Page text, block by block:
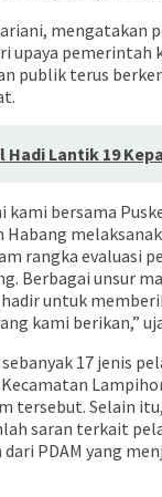
mengatakan
upaya pemerintah
publik terus
Hadi Lantik 19
bersama
Habang
rangka evaluasi
Berbagai unsur
untuk
kami berikan,”
17 jenis
tersebut. Selain
saran terkait
PDAM yang